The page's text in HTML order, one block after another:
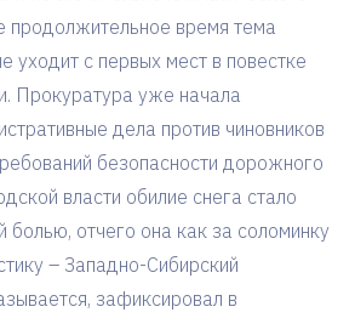
продолжительное время тема
уходит с первых мест в повестке
Прокуратура уже начала
дела против чиновников
безопасности дорожного
власти обилие снега стало
болью, отчего она как за соломинку
– Западно-Сибирский
зафиксировал в